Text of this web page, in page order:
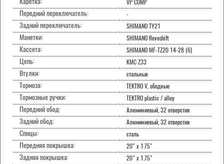
VP COMP
Передний переключатель: -
Задний переключатель: SHIMANO TY21
Манетки: SHIMANO Revoshift
Кассета: SHIMANO MF-TZ20 14-28 (6)
Цепь: KMC Z33
Втулки: стальные
Тормоза: TEKTRO V, ободные
Тормозные ручки: TEKTRO plastic / alloy
Передний обод: Алюминиевый, 32 отверстия
Задний обод: Алюминиевый, 32 отверстия
Спицы: сталь
Передняя покрышка: 20" x 1.75"
Задняя покрышка: 20" x 1.75"